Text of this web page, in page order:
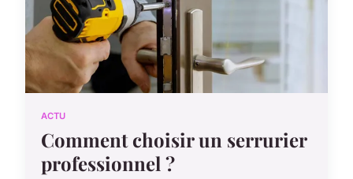
ACTU
Comment choisir un serrurier
professionnel ?